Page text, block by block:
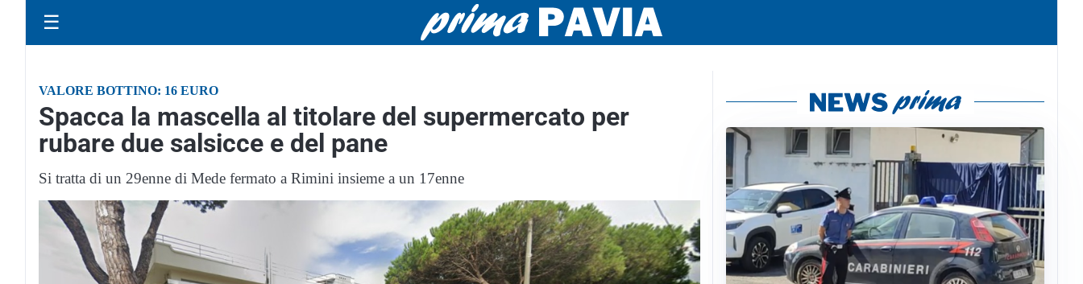
☰
VALORE BOTTINO: 16 EURO
Spacca la mascella al titolare del supermercato per
rubare due salsicce e del pane
Si tratta di un 29enne di Mede fermato a Rimini insieme a un 17enne